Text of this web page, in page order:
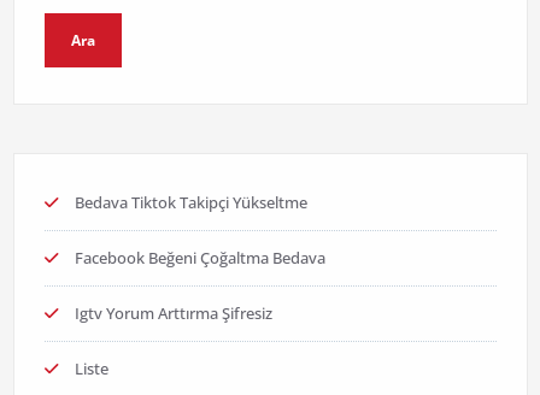
Ara
Bedava Tiktok Takipçi Yükseltme
Facebook Beğeni Çoğaltma Bedava
Igtv Yorum Arttırma Şifresiz
Liste